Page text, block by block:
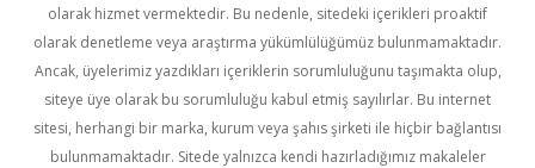
olarak hizmet vermektedir. Bu nedenle, sitedeki içerikleri proaktif
olarak denetleme veya araştırma yükümlülüğümüz bulunmamaktadır.
Ancak, üyelerimiz yazdıkları içeriklerin sorumluluğunu taşımakta olup,
siteye üye olarak bu sorumluluğu kabul etmiş sayılırlar. Bu internet
sitesi, herhangi bir marka, kurum veya şahıs şirketi ile hiçbir bağlantısı
bulunmamaktadır. Sitede yalnızca kendi hazırladığımız makaleler